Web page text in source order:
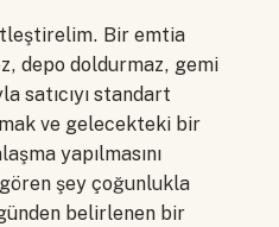
Bir emtia
depo doldurmaz, gemi
satıcıyı standart
ve gelecekteki bir
yapılmasını
şey çoğunlukla
belirlenen bir